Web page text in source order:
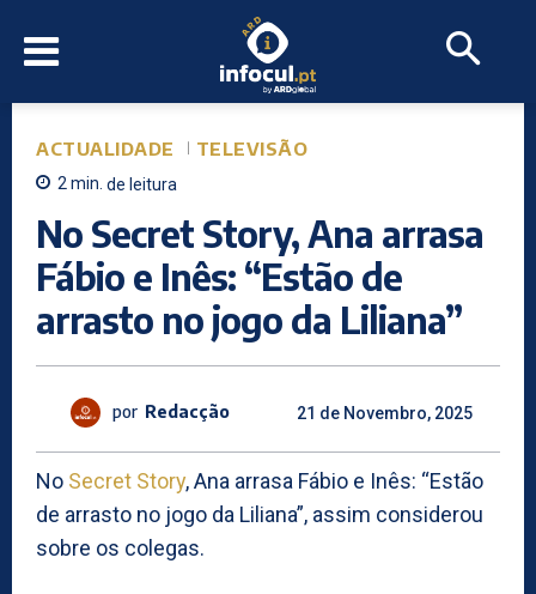
ACTUALIDADE TELEVISÃO
2min. de leitura
No Secret Story, Ana arrasa
Fábio e Inês: “Estão de
arrasto no jogo da Liliana”
por Redacção 21 de Novembro, 2025
No Secret Story, Ana arrasa Fábio e Inês: “Estão
de arrasto no jogo da Liliana”, assim considerou
sobre os colegas.